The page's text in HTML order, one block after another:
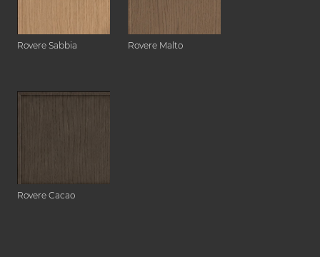
Rovere Sabbia Rovere Malto
Rovere Cacao